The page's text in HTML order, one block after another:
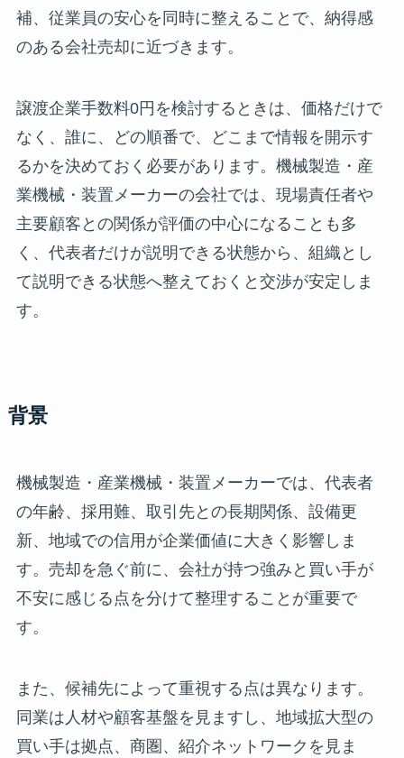
補、従業員の安心を同時に整えることで、納得感
のある会社売却に近づきます。
譲渡企業手数料0円を検討するときは、価格だけで
なく、誰に、どの順番で、どこまで情報を開示す
るかを決めておく必要があります。機械製造・産
業機械・装置メーカーの会社では、現場責任者や
主要顧客との関係が評価の中心になることも多
く、代表者だけが説明できる状態から、組織とし
て説明できる状態へ整えておくと交渉が安定しま
す。
背景
機械製造・産業機械・装置メーカーでは、代表者
の年齢、採用難、取引先との長期関係、設備更
新、地域での信用が企業価値に大きく影響しま
す。売却を急ぐ前に、会社が持つ強みと買い手が
不安に感じる点を分けて整理することが重要で
す。
また、候補先によって重視する点は異なります。
同業は人材や顧客基盤を見ますし、地域拡大型の
買い手は拠点、商圏、紹介ネットワークを見ま